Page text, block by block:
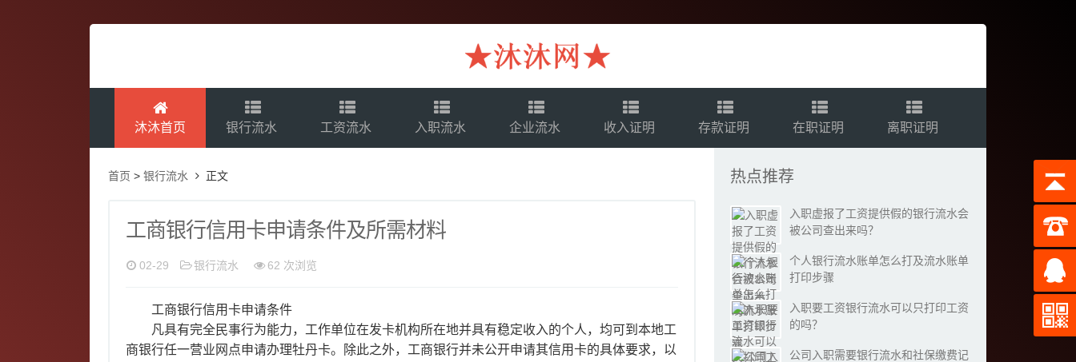
沐沐首页 银行流水 工资流水 入职流水 企业流水 收入证明 存款证明 在职证明 离职证明
首页 >银行流水 正文
工商银行信用卡申请条件及所需材料
02-29 银行流水 62 次浏览
工商银行信用卡申请条件
凡具有完全民事行为能力，工作单位在发卡机构所在地并具有稳定收入的个人，均可到本地工
商银行任一营业网点申请办理牡丹卡。除此之外，工商银行并未公开申请其信用卡的具体要求，以
热点推荐
入职虚报了工资提供假的银行流水会
被公司查出来吗？
个人银行流水账单怎么打及流水账单
打印步骤
入职要工资银行流水可以只打印工资
的吗？
公司入职需要银行流水和社保缴费记